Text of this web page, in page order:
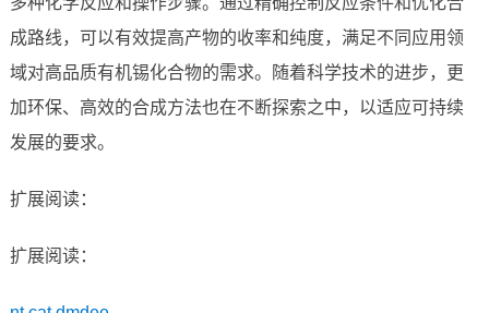
成路线，可以有效提高产物的收率和纯度，满足不同应用领
域对高品质有机锡化合物的需求。随着科学技术的进步，更
加环保、高效的合成方法也在不断探索之中，以适应可持续
发展的要求。
扩展阅读：
扩展阅读：